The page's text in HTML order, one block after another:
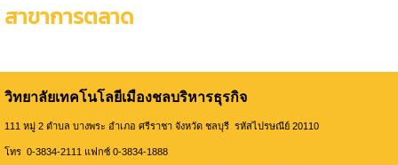
สาขาการตลาด
วิทยาลัยเทคโนโลยีเมืองชลบริหารธุรกิจ
111 หมู่ 2 ตำบล บางพระ อำเภอ ศรีราชา จังหวัด ชลบุรี รหัสไปรษณีย์ 20110
โทร 0-3834-2111 แฟกซ์ 0-3834-1888